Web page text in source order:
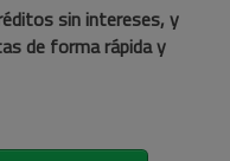
sin intereses, y
de forma rápida y